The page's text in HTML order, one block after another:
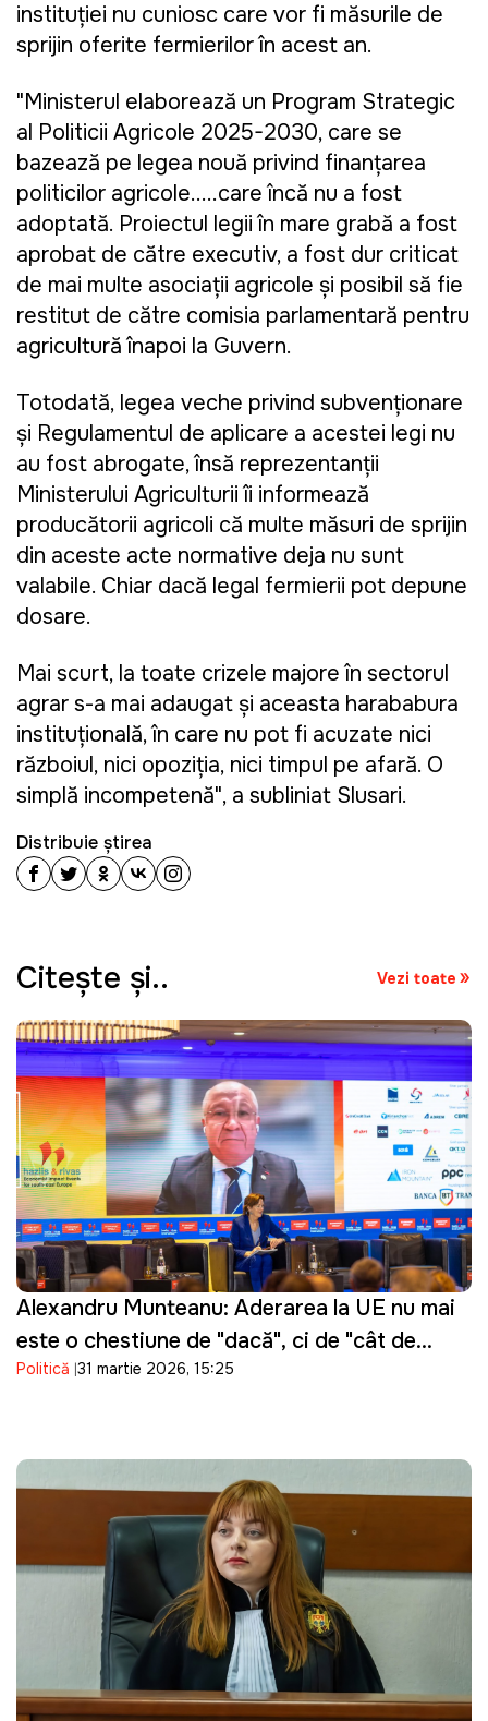
instituţiei nu cuniosc care vor fi măsurile de
sprijin oferite fermierilor în acest an.
"Ministerul elaborează un Program Strategic
al Politicii Agricole 2025-2030, care se
bazează pe legea nouă privind finanțarea
politicilor agricole.....care încă nu a fost
adoptată. Proiectul legii în mare grabă a fost
aprobat de către executiv, a fost dur criticat
de mai multe asociații agricole și posibil să fie
restitut de către comisia parlamentară pentru
agricultură înapoi la Guvern.
Totodată, legea veche privind subvenționare
și Regulamentul de aplicare a acestei legi nu
au fost abrogate, însă reprezentanții
Ministerului Agriculturii îi informează
producătorii agricoli că multe măsuri de sprijin
din aceste acte normative deja nu sunt
valabile. Chiar dacă legal fermierii pot depune
dosare.
Mai scurt, la toate crizele majore în sectorul
agrar s-a mai adaugat și aceasta harababura
instituțională, în care nu pot fi acuzate nici
războiul, nici opoziția, nici timpul pe afară. O
simplă incompetență", a subliniat Slusari.
Distribuie știrea
Citeşte şi.. Vezi toate
Alexandru Munteanu: Aderarea la UE nu mai
este o chestiune de "dacă", ci de "cât de
repede"
Politică 31 martie 2026, 15:25